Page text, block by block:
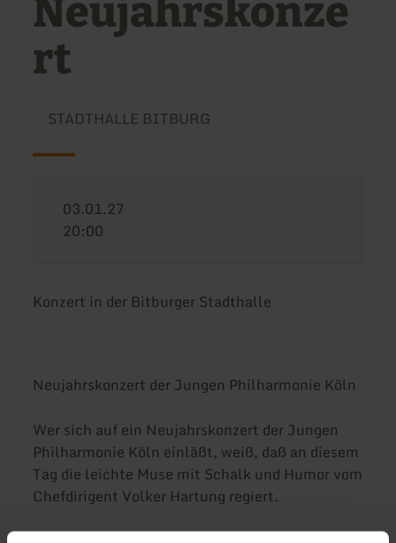
Neujahrskonze
rt
STADTHALLE BITBURG
03.01.27
20:00
Konzert in der Bitburger Stadthalle
Neujahrskonzert der Jungen Philharmonie Köln
Wer sich auf ein Neujahrskonzert der Jungen
Philharmonie Köln einläßt, weiß, daß an diesem
Tag die leichte Muse mit Schalk und Humor vom
Chefdirigent Volker Hartung regiert.